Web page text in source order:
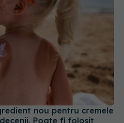
nou pentru cremele
Poate fi folosit